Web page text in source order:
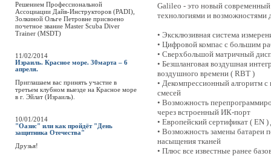
Решением Профессиональной
Ассоциации Дайв-Инструкторов (PADI),
Золкиной Ольге Петровне присвоено
почетное звание Master Scuba Diver
Trainer (MSDT)
11/02/2014
Израиль. Красное море. 30марта – 6
апреля.
Приглашаем вас принять участие в
третьем клубном выезде на Красное море
в г. Эйлат (Израиль).
10/01/2014
"Оазис" или как пройдёт "День
защитника Отечества"
Друзья!
Galileo - это новый
технологиями и возможностями
• Эксклюзивная система
• Цифровой компас с большим
• Сверхбольшой матричный
• Безшланговая воздушная
воздушного времени ( RBT )
• Декомпрессионный алгоритм
смесей
• Возможность
через встроенный ИК-порт
• Европейский сертификат ( EN
• Возможность замены батареи
насыщения тканей
• Плюс все известные ранее